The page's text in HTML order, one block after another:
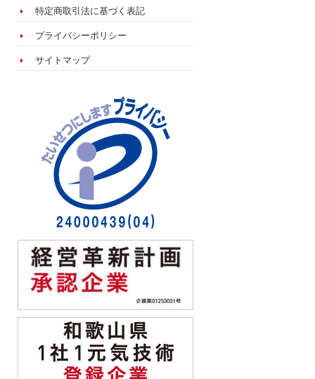
特定商取引法に基づく表記
プライバシーポリシー
サイトマップ